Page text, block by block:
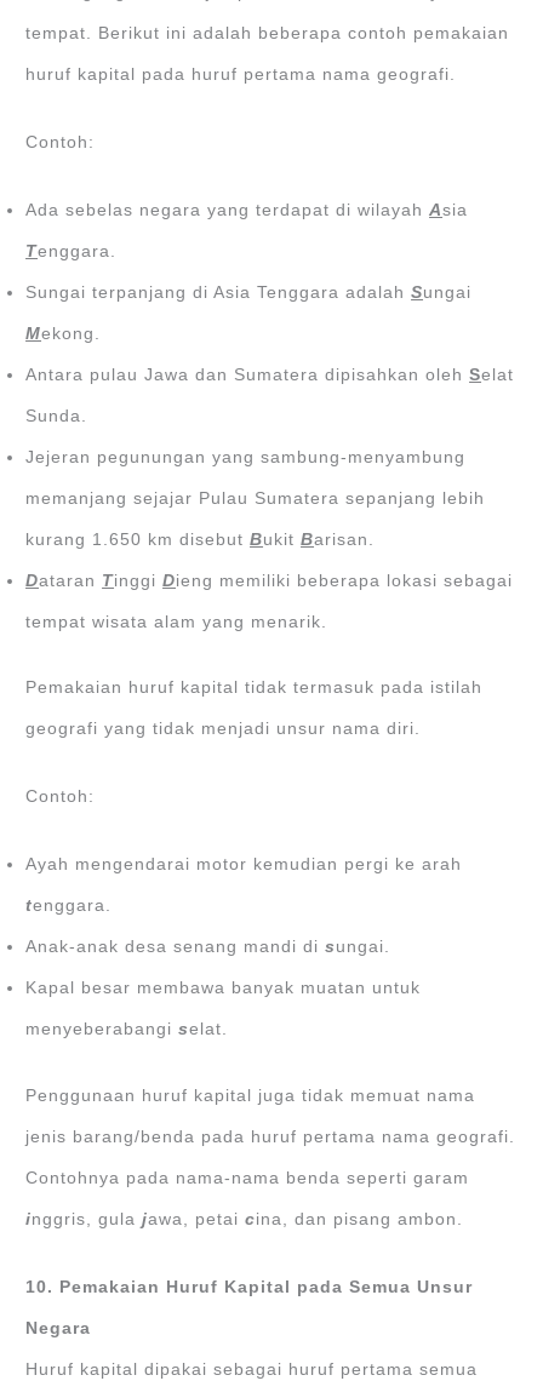
tempat. Berikut ini adalah beberapa contoh pemakaian
huruf kapital pada huruf pertama nama geografi.
Contoh:
Ada sebelas negara yang terdapat di wilayahAsia
Tenggara.
Sungai terpanjang di Asia Tenggara adalahSungai
Mekong.
Antara pulau Jawa dan Sumatera dipisahkan olehSelat
Sunda.
Jejeran pegunungan yang sambung-menyambung
memanjang sejajar Pulau Sumatera sepanjang lebih
kurang 1.650 km disebutBukitBarisan.
Dataran TinggiDieng memiliki beberapa lokasi sebagai
tempat wisata alam yang menarik.
Pemakaian huruf kapital tidak termasuk pada istilah
geografi yang tidak menjadi unsur nama diri.
Contoh:
Ayah mengendarai motor kemudian pergi ke arah
tenggara.
Anak-anak desa senang mandi dis ungai.
Kapal besar membawa banyak muatan untuk
menyeberabangiselat.
Penggunaan huruf kapital juga tidak memuat nama
jenis barang/benda pada huruf pertama nama geografi.
Contohnya pada nama-nama benda seperti garam
inggris, gulajawa, petaicina, dan pisang ambon.
10. Pemakaian Huruf Kapital pada Semua Unsur
Negara
Huruf kapital dipakai sebagai huruf pertama semua